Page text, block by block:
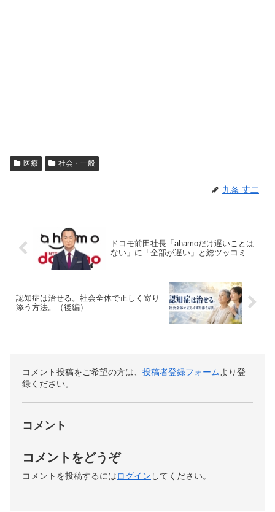
医療 社会・一般
九条 丈二
ドコモ前田社長「ahamoだけ遅いことは
ない」に「全部が遅い」と総ツッコミ
認知症は治せる。社会全体で正しく寄り
添う方法。（後編）
コメント投稿をご希望の方は、 投稿者登録フォーム より登
録ください。
コメント
コメントをどうぞ
コメントを投稿するにはログイン してください。